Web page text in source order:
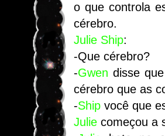
o que controla
cérebro.
Julie Ship:
-Que cérebro?
-Gwen disse
cérebro que as
-Ship você que
Julie começou a